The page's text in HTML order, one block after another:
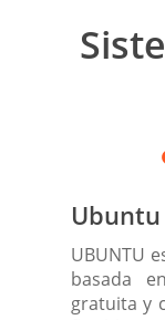
Ubuntu
UBUNTU
basada
gratuita y